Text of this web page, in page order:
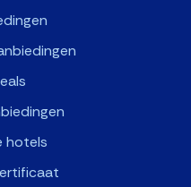
hotels